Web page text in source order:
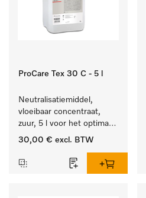
ProCare Tex 30 C - 5 l
Neutralisatiemiddel,
vloeibaar concentraat,
zuur, 5 l voor het optimaal
beschermen van het
neutralisatie.
30,00 € excl. BTW